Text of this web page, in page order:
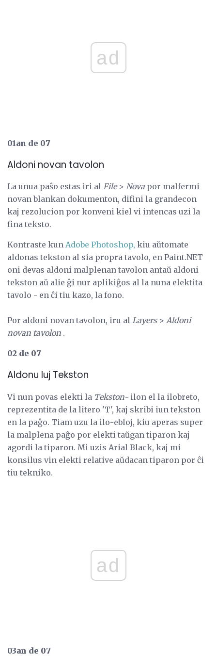
ad
01an de 07
Aldoni novan tavolon
La unua paŝo estas iri al File> Nova por malfermi
novan blankan dokumenton, difini la grandecon
kaj rezolucion por konveni kiel vi intencas uzi la
fina teksto.
Kontraste kun Adobe Photoshop, kiu aŭtomate
aldonas tekston al sia propra tavolo, en Paint.NET
oni devas aldoni malplenan tavolon antaŭ aldoni
tekston aŭ alie ĝi nur aplikiĝos al la nuna elektita
tavolo - en ĉi tiu kazo, la fono.
Por aldoni novan tavolon, iru al Layers> Aldoni
novan tavolon .
02 de 07
Aldonu Iuj Tekston
Vi nun povas elekti la Tekston- ilon el la ilobreto,
reprezentita de la litero 'T', kaj skribi iun tekston
en la paĝo. Tiam uzu la ilo-ebloj, kiu aperas super
la malplena paĝo por elekti taŭgan tiparon kaj
agordi la tiparon. Mi uzis Arial Black, kaj mi
konsilus vin elekti relative aŭdacan tiparon por ĉi
tiu tekniko.
ad
03an de 07